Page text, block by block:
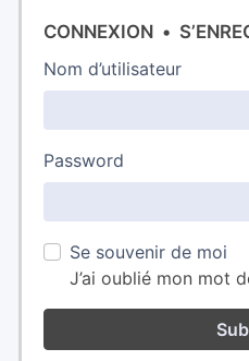
CONNEXION •
Nom d’utilisateur
Password
Se souvenir de moi
J’ai oublié mon mot